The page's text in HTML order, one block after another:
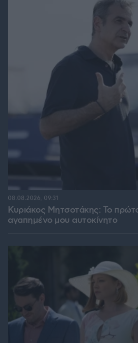
Κυριάκος Μητσοτάκης: Το
αγαπημένο μου αυτοκίνητο
08.08.2026, 09:31